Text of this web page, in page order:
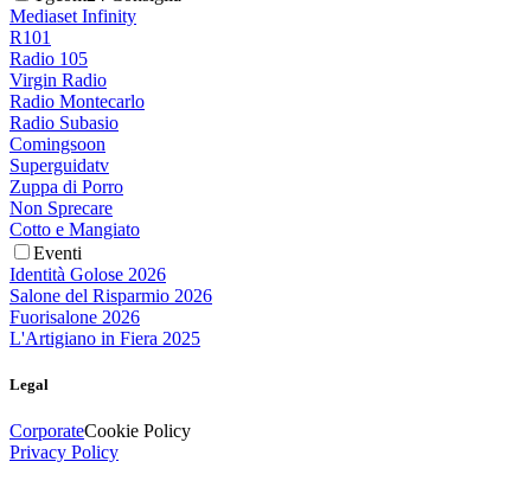
Mediaset Infinity
R101
Radio 105
Virgin Radio
Radio Montecarlo
Radio Subasio
Comingsoon
Superguidatv
Zuppa di Porro
Non Sprecare
Cotto e Mangiato
Eventi
Identità Golose 2026
Salone del Risparmio 2026
Fuorisalone 2026
L'Artigiano in Fiera 2025
Legal
CorporateCookie Policy
Privacy Policy